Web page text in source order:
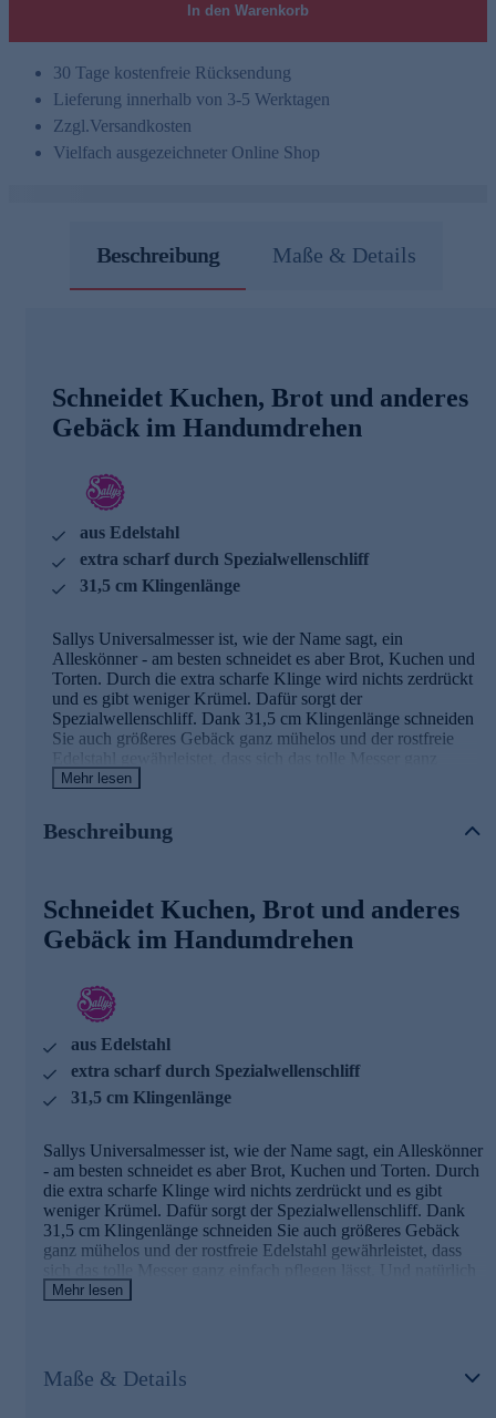
In den Warenkorb
30 Tage kostenfreie Rücksendung
Lieferung innerhalb von 3-5 Werktagen
Zzgl.Versandkosten
Vielfach ausgezeichneter Online Shop
Beschreibung Maße & Details
Schneidet Kuchen, Brot und anderes
Gebäck im Handumdrehen
aus Edelstahl
extra scharf durch Spezialwellenschliff
31,5 cm Klingenlänge
Sallys Universalmesser ist, wie der Name sagt, ein
Alleskönner - am besten schneidet es aber Brot, Kuchen und
Torten. Durch die extra scharfe Klinge wird nichts zerdrückt
und es gibt weniger Krümel. Dafür sorgt der
Spezialwellenschliff. Dank 31,5 cm Klingenlänge schneiden
Sie auch größeres Gebäck ganz mühelos und der rostfreie
Edelstahl gewährleistet, dass sich das tolle Messer ganz
einfach pflegen lässt. Und natürlich liegt der zweifach
auf einwandfrei geschnittene Gebäck-Genüsse.
Mehr lesen
Beschreibung
Schneidet Kuchen, Brot und anderes
Gebäck im Handumdrehen
aus Edelstahl
extra scharf durch Spezialwellenschliff
31,5 cm Klingenlänge
Sallys Universalmesser ist, wie der Name sagt, ein Alleskönner
- am besten schneidet es aber Brot, Kuchen und Torten. Durch
die extra scharfe Klinge wird nichts zerdrückt und es gibt
weniger Krümel. Dafür sorgt der Spezialwellenschliff. Dank
31,5 cm Klingenlänge schneiden Sie auch größeres Gebäck
ganz mühelos und der rostfreie Edelstahl gewährleistet, dass
sich das tolle Messer ganz einfach pflegen lässt. Und natürlich
liegt der zweifach genietete Griff 1a in der Hand. Gönnen Sie
Am besten gleich hier im Onlineshop bestellen.
Mehr lesen
Maße & Details